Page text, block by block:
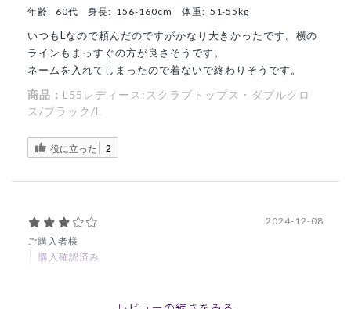
年齢: 60代 身長: 156-160cm 体重: 51-55kg
いつもLなので頼んだのですがかなり大きかったです。横の
ラインもまっすぐの方が良さそうです。
ネームを入れてしまったので着ないで終わりそうです。
商品： L55レディース:スクラブトップス・ダブルクロ
ス/ブラック/L
役に立った 2
ご購入者様
購入確認済み
2024-12-08
デザインは素敵ですが...